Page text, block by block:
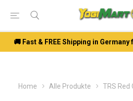
🚚 Fast & FREE Shipping in
Home Alle Produkte TRS Red